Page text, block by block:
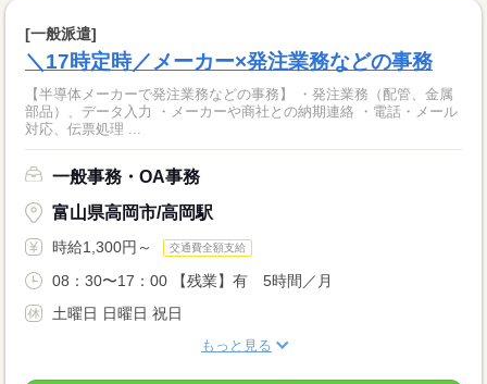
[一般派遣]
＼17時定時／メーカー×発注業務などの事務
【半導体メーカーで発注業務などの事務】 ・発注業務（配管、金属
部品）、データ入力 ・メーカーや商社との納期連絡 ・電話・メール
一般事務・OA事務
富山県高岡市/高岡駅
時給1,300円～ 交通費全額支給
08：30〜17：00 【残業】有 5時間／月
土曜日 日曜日 祝日
もっと見る